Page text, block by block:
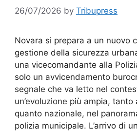
26/07/2026 by Tribupress
Novara si prepara a un nuovo
gestione della sicurezza
una vicecomandante alla
solo un avvicendamento
segnale che va letto nel
un’evoluzione più ampia, tanto
quanto nazionale, nel
polizia municipale. L’arrivo di